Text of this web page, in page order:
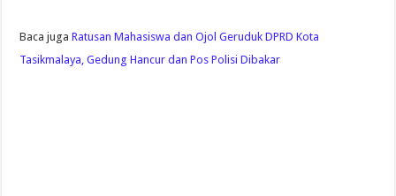
Baca jugaRatusan Mahasiswa dan Ojol Geruduk DPRD Kota
Tasikmalaya, Gedung Hancur dan Pos Polisi Dibakar